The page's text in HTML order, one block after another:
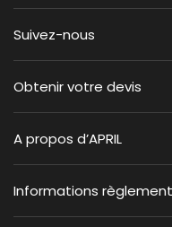
Suivez-nous
Obtenir votre devis
A propos d’APRIL
Informations